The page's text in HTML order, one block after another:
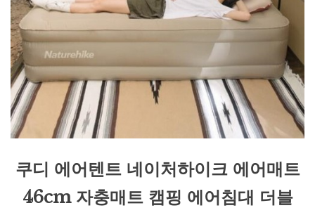
쿠디 에어텐트 네이처하이크 에어매트
46cm 자충매트 캠핑 에어침대 더블